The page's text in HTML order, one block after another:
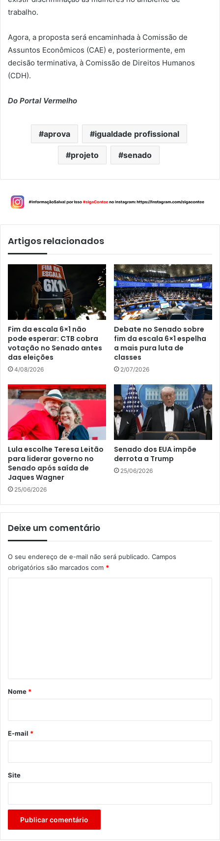
trabalho.
Agora, a proposta será encaminhada à Comissão de
Assuntos Econômicos (CAE) e, posteriormente, em
decisão terminativa, à Comissão de Direitos Humanos
(CDH).
Do Portal Vermelho
aprova igualdade profissional
projeto senado
Artigos relacionados
Fim da escala 6×1 não
pode esperar: CTB cobra
votação no Senado antes
das eleições
4/08/2026
Debate no Senado sobre
fim da escala 6×1 espelha
a mais pura luta de
classes
2/07/2026
Lula escolhe Teresa Leitão
para liderar governo no
Senado após saída de
Jaques Wagner
25/06/2026
Senado dos EUA impõe
derrota a Trump
25/06/2026
Deixe um comentário
O seu endereço de e-mail não será publicado. Campos
obrigatórios são marcados com *
r
*
Nome *
E-mail *
Site